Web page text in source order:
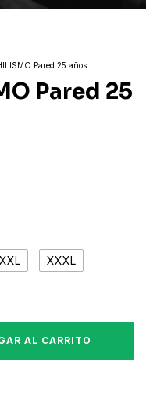
Pared 25 años
Pared 25
XXL XXXL